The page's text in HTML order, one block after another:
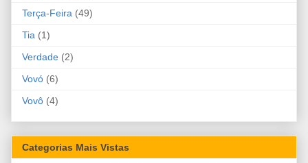
Terça-Feira (49)
Tia (1)
Verdade (2)
Vovó (6)
Vovô (4)
Categorias Mais Vistas